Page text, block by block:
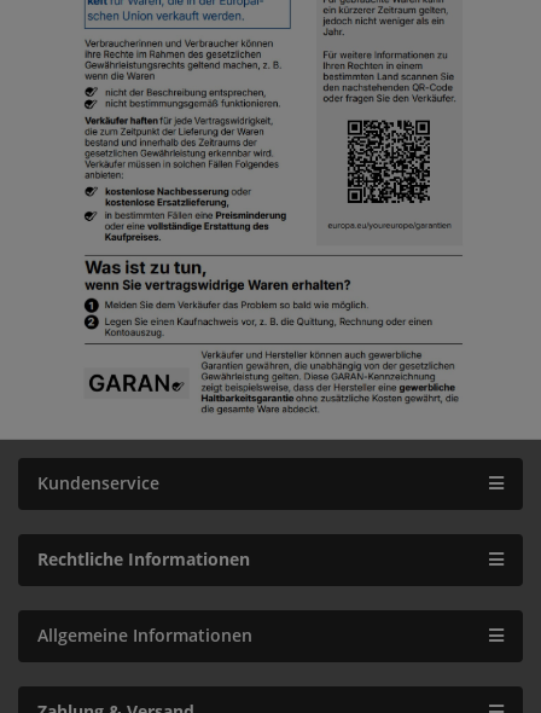
Kundenservice
Rechtliche Informationen
Allgemeine Informationen